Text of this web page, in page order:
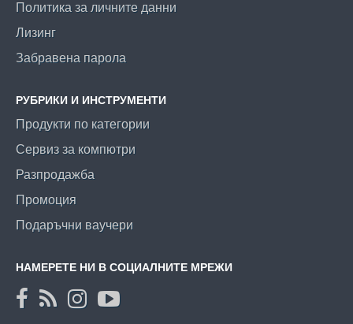
Политика за личните данни
Лизинг
Забравена парола
РУБРИКИ И ИНСТРУМЕНТИ
Продукти по категории
Сервиз за компютри
Разпродажба
Промоция
Подаръчни ваучери
НАМЕРЕТЕ НИ В СОЦИАЛНИТЕ МРЕЖИ